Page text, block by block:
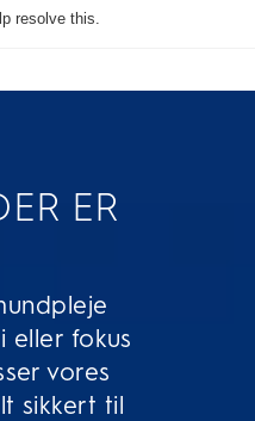
ER
eller fokus
vores
sikkert til